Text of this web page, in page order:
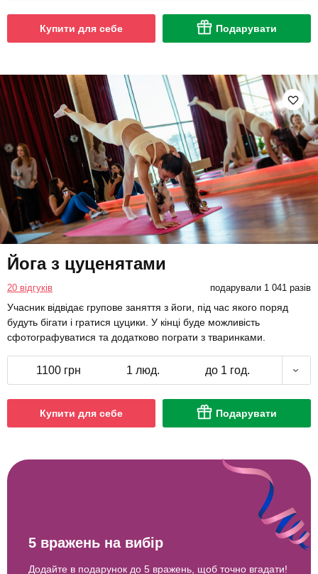
Купити для себе Подарувати
Йога з цуценятами
20 відгуків подарували 1 041 разів
Учасник відвідає групове заняття з йоги, під час якого поряд
будуть бігати і гратися цуцики. У кінці буде можливість
сфотографуватися та додатково пограти з тваринками.
1100 грн 1 люд. до 1 год.
Купити для себе Подарувати
5 вражень на вибір
Додайте в подарунок до 5 вражень, щоб точно вгадати!